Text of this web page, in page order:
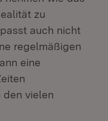
zu
auch nicht
regelmäßigen
eine
den vielen